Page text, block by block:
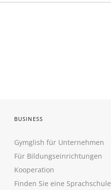
BUSINESS
Gymglish für Unternehmen
Für Bildungseinrichtungen
Kooperation
Finden Sie eine Sprachschule